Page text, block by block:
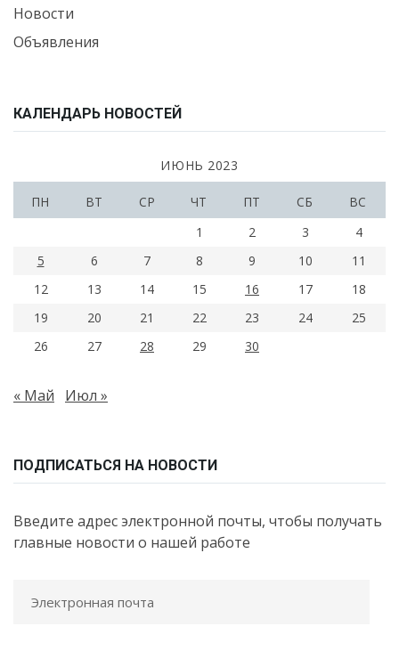
Новости
Объявления
КАЛЕНДАРЬ НОВОСТЕЙ
ИЮНЬ 2023
ПН ВТ СР ЧТ ПТ СБ
ВС
1
2 3
4
5
6 7 8 9 10
11
12
13 14 15 16 17
18
19
20 21 22 23 24
25
26
27 28 29 30
« Май Июл »
ПОДПИСАТЬСЯ НА НОВОСТИ
Введите адрес электронной почты, чтобы получать
главные новости о нашей работе